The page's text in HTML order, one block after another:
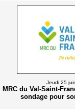
Jeudi 25
MRC du Val-Saint-
sondage pour